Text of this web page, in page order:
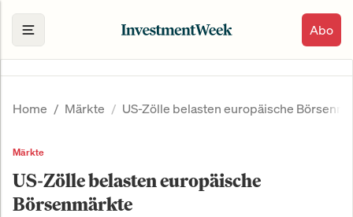
Abo
Home Märkte US-Zölle belasten europäische
Märkte
US-Zölle belasten europäische
Börsenmärkte